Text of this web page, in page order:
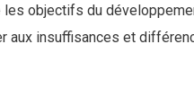
objectifs du
aux insuffisances et